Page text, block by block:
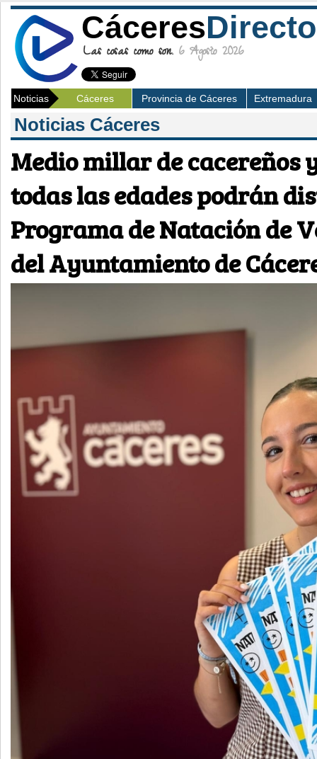
CáceresDirecto
Las cosas como son. 6 Agosto 2026
Noticias Cáceres Provincia de Cáceres Extremadura
Noticias Cáceres
Medio millar de cacereños
todas las edades podrán
Programa de Natación de
del Ayuntamiento de